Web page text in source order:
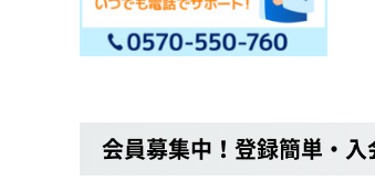
会員募集中！登録簡単・